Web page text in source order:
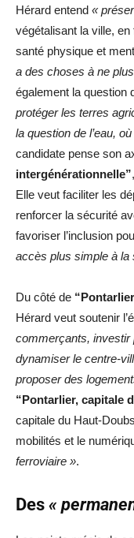
Hérard entend «
végétalisant la ville,
santé physique et
a des choses à ne
également la question
protéger les terres
la question de l’eau,
candidate pense son
intergénérationnelle”
Elle veut faciliter les
renforcer la sécurité
favoriser l’inclusion
accès plus simple à la
Du côté de
Hérard veut soutenir
commerçants, investir
dynamiser le centre-
proposer des
“Pontarlier, capitale
capitale du Haut-
mobilités et le
ferroviaire ».
Des «